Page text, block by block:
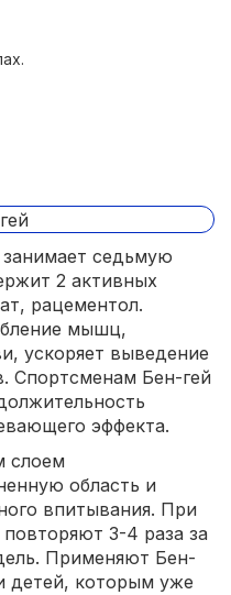
седьмую
2 активных
рацементол.
мышц,
ускоряет выведение
Спортсменам Бен-гей
эффекта.
слоем
область и
впитывания. При
3-4 раза за
Применяют Бен-
детей, которым уже